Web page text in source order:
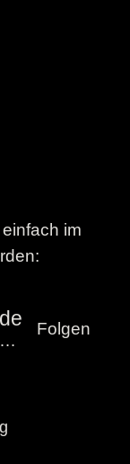
im
@torstenn@torstennienaber.de
Folgen